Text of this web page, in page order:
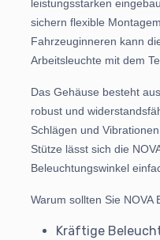
leistungsstarken
sichern flexible
Fahrzeuginneren kann
Arbeitsleuchte mit dem
Das Gehäuse besteht
robust und
Schlägen und
Stütze lässt sich die
Beleuchtungswinkel
Warum sollten Sie NOVA
Kräftige